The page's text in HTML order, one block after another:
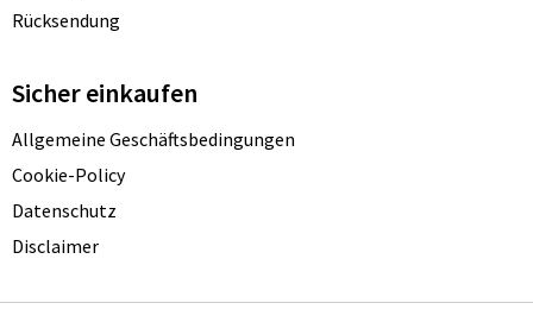
Rücksendung
Sicher einkaufen
Allgemeine Geschäftsbedingungen
Cookie-Policy
Datenschutz
Disclaimer